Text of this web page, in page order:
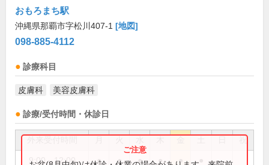
おもろまち駅
沖縄県那覇市字松川407-1 [地図]
098-885-4112
診療科目
皮膚科 美容皮膚科
診療/受付時間・休診日
祝
9:00～12:00 ● ● ● ● ●